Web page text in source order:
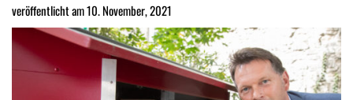
veröffentlicht am 10. November, 2021